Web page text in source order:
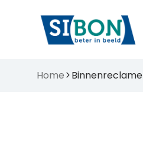
Home Binnenreclame